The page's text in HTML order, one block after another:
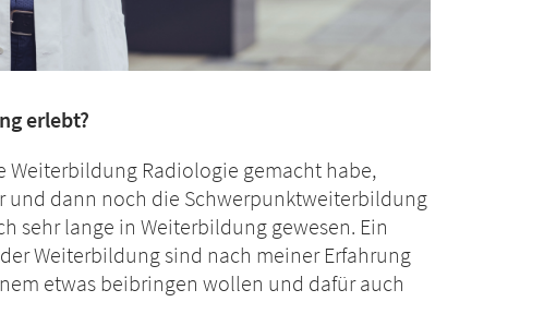
erlebt?
Weiterbildung Radiologie gemacht habe,
und dann noch die Schwerpunktweiterbildung
sehr lange in Weiterbildung gewesen. Ein
Weiterbildung sind nach meiner Erfahrung
etwas beibringen wollen und dafür auch